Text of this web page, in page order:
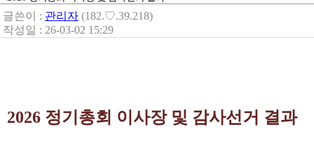
글쓴이 : 관리자 (182.♡.39.218)
작성일 : 26-03-02 15:29
2026 정기총회 이사장 및 감사선거 결과